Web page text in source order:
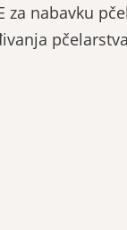
za nabavku